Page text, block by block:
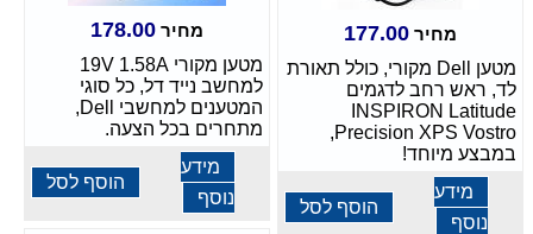
מחיר 177.00
מטען Dell מקורי, כולל תאורת
לד, ראש רחב לדגמים
INSPIRON Latitude
Precision XPS Vostro,
במבצע מיוחד!
מידע
נוסף
הוסף לסל
מחיר 178.00
מטען מקורי 19V 1.58A
למחשב נייד דל, כל סוגי
המטענים למחשבי Dell,
מתחרים בכל הצעה.
מידע
נוסף
הוסף לסל